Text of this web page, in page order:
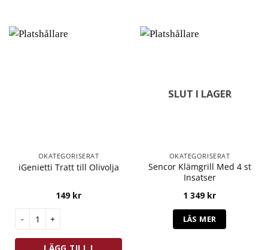
OKATEGORISERAT
iGenietti Tratt till Olivolja
149 kr
LÄGG TILL I
SLUT I LAGER
OKATEGORISERAT
Sencor Klämgrill Med 4 st
Insatser
1 349 kr
LÄS MER